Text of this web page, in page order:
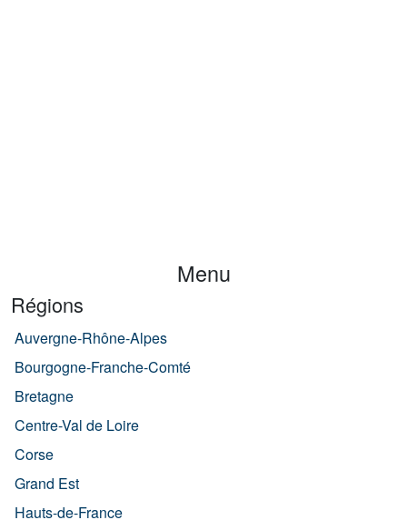
Menu
Régions
Auvergne-Rhône-Alpes
Bourgogne-Franche-Comté
Bretagne
Centre-Val de Loire
Corse
Grand Est
Hauts-de-France